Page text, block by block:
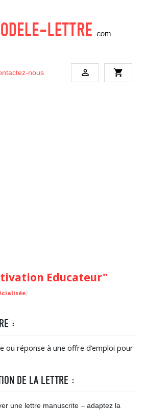
nous  shopping_cart
Educateur"
)
:
ou réponse à une offre d'emploi pour
DE LA LETTRE :
une lettre manuscrite – adaptez la